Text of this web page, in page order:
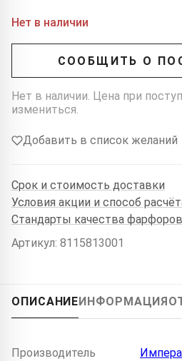
Нет в наличии
СООБЩИТЬ О
Нет в наличии. Цена при
измениться.
Добавить в список желаний
Срок и стоимость доставки
Условия акции и способ
Стандарты качества
Артикул: 8115813001
ОПИСАНИЕ ИНФОРМАЦИЯ
Производитель